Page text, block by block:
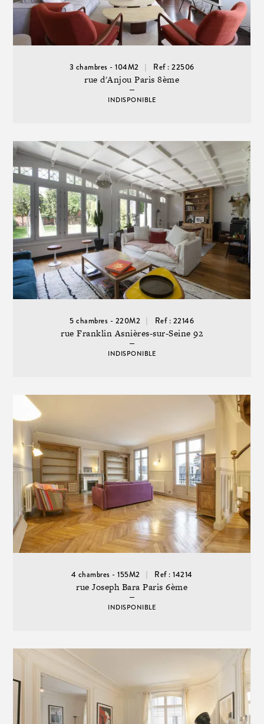
3 chambres - 104M2 Ref : 22506
rue d'Anjou Paris 8ème
INDISPONIBLE
5 chambres - 220M2 Ref : 22146
rue Franklin Asnières-sur-Seine 92
INDISPONIBLE
4 chambres - 155M2 Ref : 14214
rue Joseph Bara Paris 6ème
INDISPONIBLE